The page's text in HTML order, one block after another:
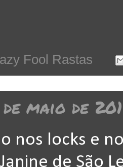
Fool Rastas
maio de
nos locks e
de São